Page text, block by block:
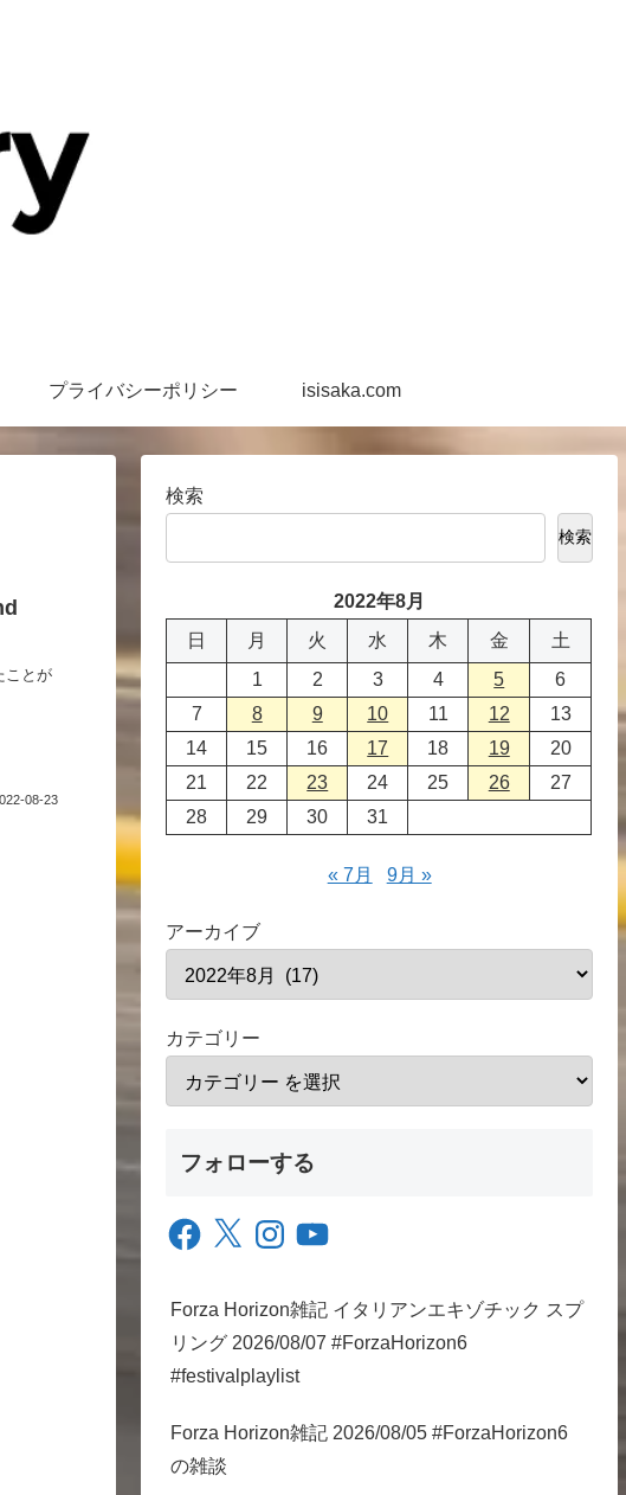
プライバシーポリシー isisaka.com
ことが
08-23
検索
検索
2022年8月
日
月 火 水 木 金
土
1
2 3 4 5
6
7
8 9 10 11 12
13
14
15 16 17 18 19
20
21
22 23 24 25 26
27
28
29 30 31
« 7月 9月 »
アーカイブ
カテゴリー
フォローする
Facebook
X InstagramYouTube
Forza Horizon雑記 イタリアンエキゾチック スプ
リング 2026/08/07 #ForzaHorizon6
#festivalplaylist
Forza Horizon雑記 2026/08/05 #ForzaHorizon6
の雑談